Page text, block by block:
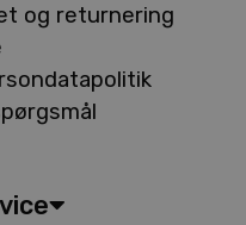
og returnering